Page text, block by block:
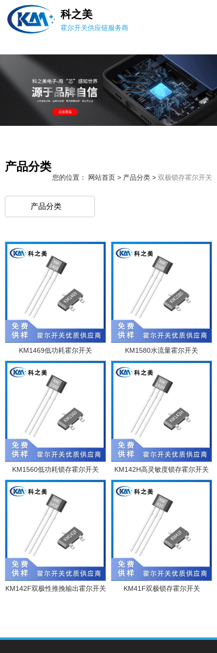
科之美
霍尔开关供应链服务商
产品分类
您的位置： 网站首页 > 产品分类 > 双极锁存霍尔开关
产品分类
KM1469低功耗霍尔开关 KM1580水流量霍尔开关
KM1560低功耗锁存霍尔开关 KM142H高灵敏度锁存霍尔开关
KM142F双极性推挽输出霍尔开关 KM41F双极锁存霍尔开关